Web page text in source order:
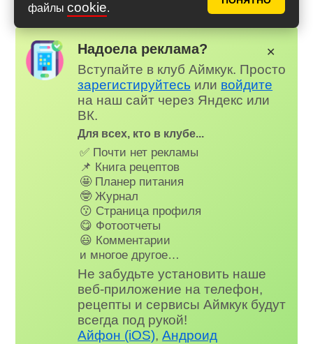
файлы cookie.
Российском мессенджере MAX
Надоела реклама?
Вступайте в клуб Аймкук. Просто
зарегистируйтесь или войдите
на наш сайт через Яндекс или
ВК.
Для всех, кто в клубе...
✅ Почти нет рекламы
📌 Книга рецептов
🤩 Планер питания
🤓 Журнал
😗 Страница профиля
😋 Фотоотчеты
😃 Комментарии
и многое другое…
Не забудьте установить наше
веб-приложение на телефон,
рецепты и сервисы Аймкук будут
всегда под рукой!
Айфон (iOS),Андроид
✕